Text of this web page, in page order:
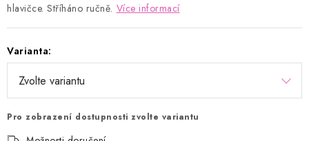
hlavičce. Stříháno ručně. Více informací
Varianta:
Pro zobrazení dostupnosti zvolte variantu